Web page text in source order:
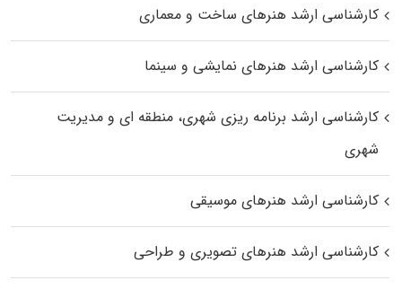
کارشناسی ارشد هنرهای ساخت و معماری
کارشناسی ارشد هنرهای نمایشی و سینما
کارشناسی ارشد برنامه ریزی شهری، منطقه‌ ای و مدیریت
شهری
کارشناسی ارشد هنرهای موسیقی
کارشناسی ارشد هنرهای تصویری و طراحی